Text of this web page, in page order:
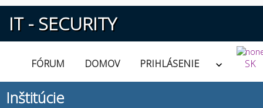
IT - SECURITY
FÓRUM DOMOV PRIHLÁSENIE SK
Inštitúcie